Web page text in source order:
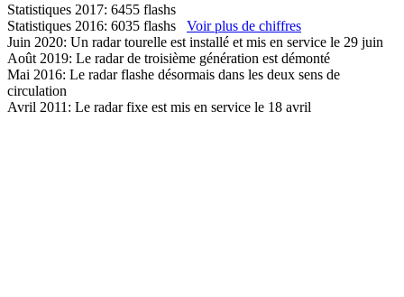
Statistiques 2017: 6455 flashs
Statistiques 2016: 6035 flashs Voir plus de chiffres
Juin 2020: Un radar tourelle est installé et mis en service le 29 juin
Août 2019: Le radar de troisième génération est démonté
Mai 2016: Le radar flashe désormais dans les deux sens de
circulation
Avril 2011: Le radar fixe est mis en service le 18 avril